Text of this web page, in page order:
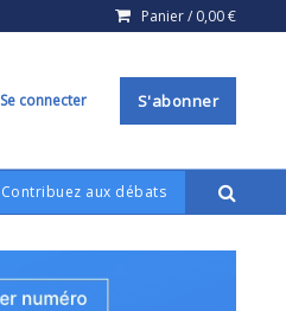
Panier / 0,00€
Se connecter S'abonner
Contribuez aux débats